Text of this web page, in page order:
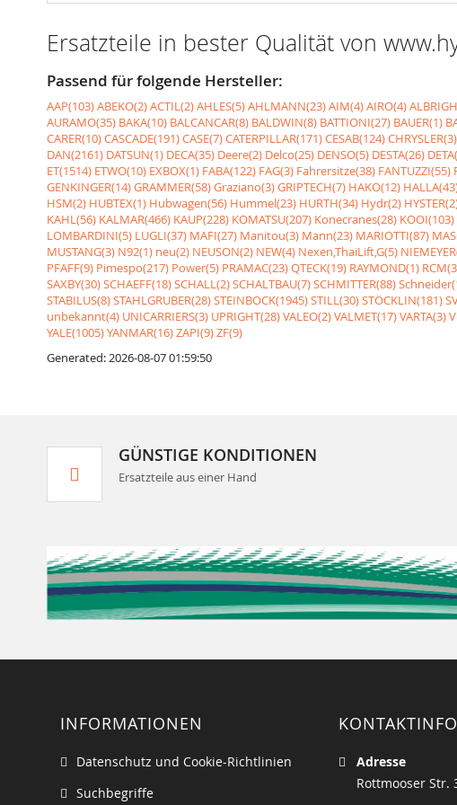
Ersatzteile in bester Qualität von
Passend für folgende Hersteller:
AAP(103)ABEKO(2)ACTIL(2)AHLES(5)AHLMANN(23)AIM(4)AIRO(4)
AURAMO(35) BAKA(10) BALCANCAR(8) BALDWIN(8) BATTIONI(27) BAUER(1)
CARER(10)CASCADE(191)CASE(7)CATERPILLAR(171)CESAB(124)CHRYSLER(3)
DAN(2161) DATSUN(1) DECA(35) Deere(2) Delco(25) DENSO(5) DESTA(26)
ET(1514) ETWO(10) EXBOX(1) FABA(122) FAG(3) Fahrersitze(38) FANTUZZI(55)
GENKINGER(14)GRAMMER(58)Graziano(3)GRIPTECH(7) HAKO(12)
HSM(2) HUBTEX(1) Hubwagen(56) Hummel(23) HURTH(34) Hydr(2)
KAHL(56) KALMAR(466) KAUP(228) KOMATSU(207) Konecranes(28) KOOI(103)
LOMBARDINI(5) LUGLI(37) MAFI(27) Manitou(3) Mann(23) MARIOTTI(87)
MUSTANG(3) N92(1) neu(2) NEUSON(2) NEW(4) Nexen,ThaiLift,G(5)
PFAFF(9) Pimespo(217) Power(5) PRAMAC(23)QTECK(19) RAYMOND(1)
SAXBY(30)SCHAEFF(18)SCHALL(2)SCHALTBAU(7)SCHMITTER(88)
STABILUS(8)STAHLGRUBER(28)STEINBOCK(1945)STILL(30)STÖCKLIN(181)
unbekannt(4) UNICARRIERS(3) UPRIGHT(28)VALEO(2)VALMET(17)VARTA(3)
YALE(1005)YANMAR(16)ZAPI(9)ZF(9)
Generated: 2026-08-07 01:59:50
GÜNSTIGE KONDITIONEN
Ersatzteile aus einer Hand
INFORMATIONEN
Datenschutz und Cookie-Richtlinien
Suchbegriffe
Adresse
Rottmooser Str.